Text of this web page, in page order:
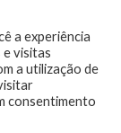
Lafepe |
– PE |
a experiência
e visitas
a utilização de
consentimento